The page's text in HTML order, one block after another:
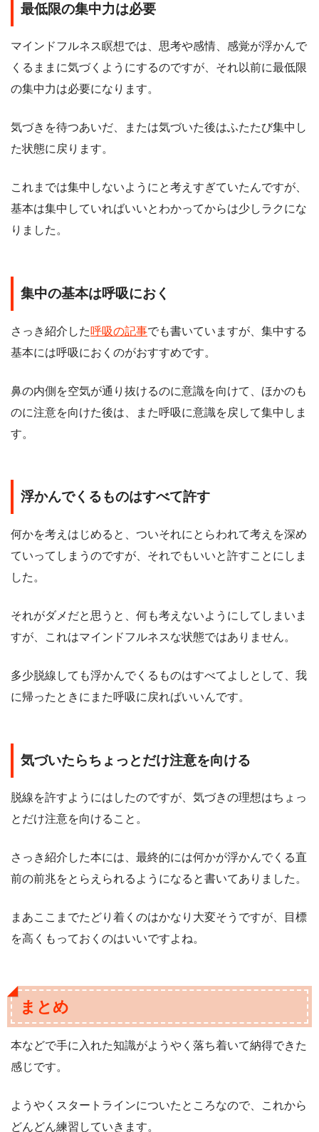
最低限の集中力は必要
マインドフルネス瞑想では、思考や感情、感覚が浮かんで
くるままに気づくようにするのですが、それ以前に最低限
の集中力は必要になります。
気づきを待つあいだ、または気づいた後はふたたび集中し
た状態に戻ります。
これまでは集中しないようにと考えすぎていたんですが、
基本は集中していればいいとわかってからは少しラクにな
りました。
集中の基本は呼吸におく
さっき紹介した呼吸の記事でも書いていますが、集中する
基本には呼吸におくのがおすすめです。
鼻の内側を空気が通り抜けるのに意識を向けて、ほかのも
のに注意を向けた後は、また呼吸に意識を戻して集中しま
す。
浮かんでくるものはすべて許す
何かを考えはじめると、ついそれにとらわれて考えを深め
ていってしまうのですが、それでもいいと許すことにしま
した。
それがダメだと思うと、何も考えないようにしてしまいま
すが、これはマインドフルネスな状態ではありません。
多少脱線しても浮かんでくるものはすべてよしとして、我
に帰ったときにまた呼吸に戻ればいいんです。
気づいたらちょっとだけ注意を向ける
脱線を許すようにはしたのですが、気づきの理想はちょっ
とだけ注意を向けること。
さっき紹介した本には、最終的には何かが浮かんでくる直
前の前兆をとらえられるようになると書いてありました。
まあここまでたどり着くのはかなり大変そうですが、目標
を高くもっておくのはいいですよね。
まとめ
本などで手に入れた知識がようやく落ち着いて納得できた
感じです。
ようやくスタートラインについたところなので、これから
どんどん練習していきます。